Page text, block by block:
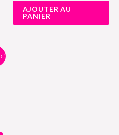
choisies
la
AJOUTER AU
PANIER
!Ce